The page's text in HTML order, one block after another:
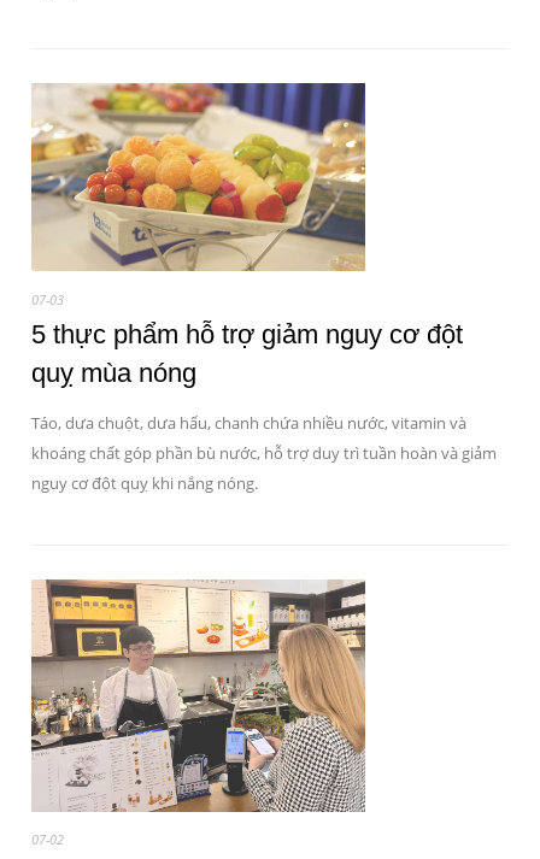
07-03
5 thực phẩm hỗ trợ giảm nguy cơ đột
quỵ mùa nóng
Táo, dưa chuột, dưa hấu, chanh chứa nhiều nước, vitamin và
khoáng chất góp phần bù nước, hỗ trợ duy trì tuần hoàn và giảm
nguy cơ đột quỵ khi nắng nóng.
07-02